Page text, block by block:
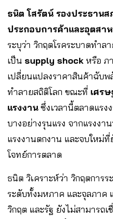
ธนิต โสรัตน์ รองประธาน
ประกอบการค้าและอุตสา
ระบุว่า วิกฤตโรคระบาดทำล
เป็น supply shock หรือ ภ
เปลี่ยนแปลงราคาสินค้าฉับพ
ทำลายสถิติโลก ขณะที่ เศร
แรงงาน ซึ่งเวลานี้ตลาดแรง
บางอย่างรุนแรง จากแรงง
แรงงานตกงาน และจบใหม่
โจทย์การตลาด
ธนิต วิเคราะห์ว่า วิกฤตการ
ระดับทั้งมหภาค และจุลภาค
วิกฤต และรัฐ ยังไม่สามารถ